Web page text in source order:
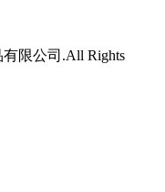
限公司.All Rights